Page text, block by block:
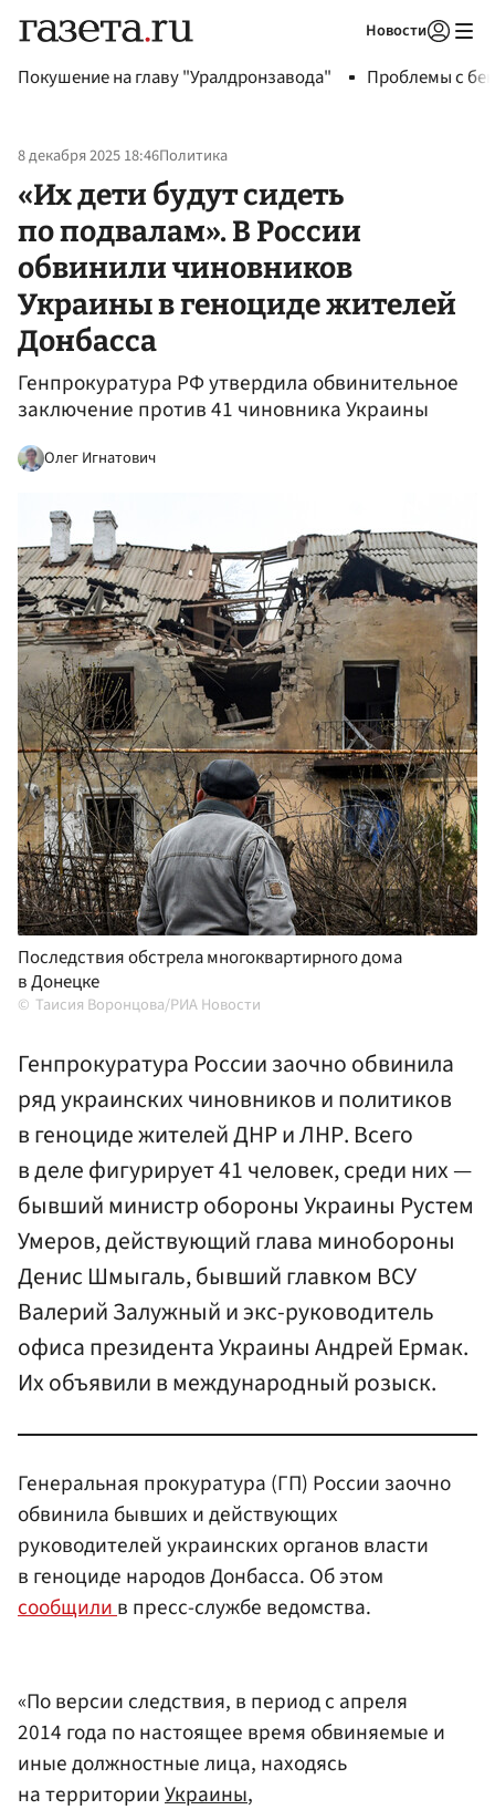
Новости
Покушение на главу "Уралдронзавода" Проблемы с
8 декабря 2025 18:46Политика
«Их дети будут сидеть
по подвалам». В России
обвинили чиновников
Украины в геноциде жителей
Донбасса
Генпрокуратура РФ утвердила обвинительное
заключение против 41 чиновника Украины
Олег Игнатович
Последствия обстрела многоквартирного дома
в Донецке
Таисия Воронцова/РИА Новости
Генпрокуратура России заочно обвинила
ряд украинских чиновников и политиков
в геноциде жителей ДНР и ЛНР. Всего
в деле фигурирует 41 человек, среди них —
бывший министр обороны Украины Рустем
Умеров, действующий глава минобороны
Денис Шмыгаль, бывший главком ВСУ
Валерий Залужный и экс-руководитель
офиса президента Украины Андрей Ермак.
Их объявили в международный розыск.
Генеральная прокуратура (ГП) России заочно
обвинила бывших и действующих
руководителей украинских органов власти
в геноциде народов Донбасса. Об этом
сообщилив пресс-службе ведомства.
«По версии следствия, в период с апреля
2014 года по настоящее время обвиняемые и
иные должностные лица, находясь
на территорииУкраины,